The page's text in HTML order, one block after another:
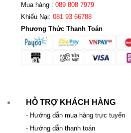
Mua hàng : 089 808 7979
Khiếu Nại: 081 93 66788
Phương Thức Thanh Toán
HỖ TRỢ KHÁCH HÀNG
- Hướng dẫn mua hàng trực tuyến
- Hướng dẫn thanh toán